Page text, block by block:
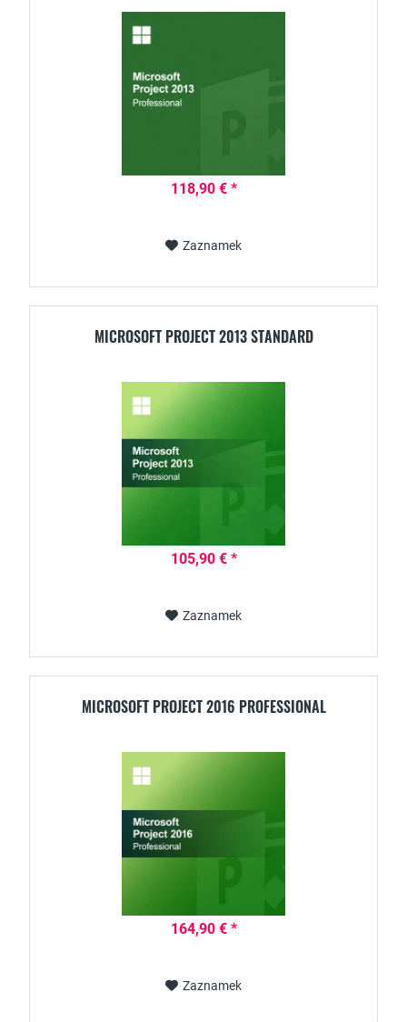
118,90 € *
Zaznamek
MICROSOFT PROJECT 2013 STANDARD
105,90 € *
Zaznamek
MICROSOFT PROJECT 2016 PROFESSIONAL
164,90 € *
Zaznamek